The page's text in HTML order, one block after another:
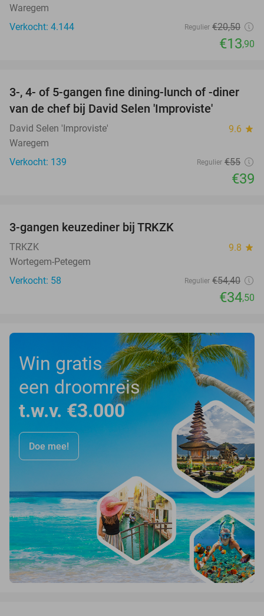
Waregem
Verkocht: 4.144
Regulier €20,50
€13,90
29%
3-, 4- of 5-gangen fine dining-lunch of -diner
van de chef bij David Selen 'Improviste'
David Selen 'Improviste' 9.6 star
Waregem
Verkocht: 139
Regulier €55
€39
3-gangen keuzediner bij TRKZK
TRKZK 9.8 star
Wortegem-Petegem
Verkocht: 58
Regulier €54,40
€34,50
Win gratis
een droomreis
t.w.v. €3.000
Doe mee!